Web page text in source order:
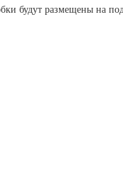
будут размещены на